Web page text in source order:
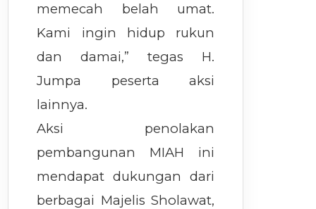
memecah belah umat.
Kami ingin hidup rukun
dan damai,” tegas H.
Jumpa peserta aksi
lainnya.
Aksi penolakan
pembangunan MIAH ini
mendapat dukungan dari
berbagai Majelis Sholawat,